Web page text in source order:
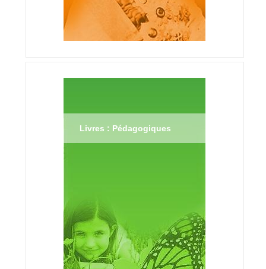
Livres : Pédagogiques